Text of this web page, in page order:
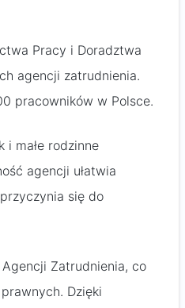
Pracy i Doradztwa
agencji zatrudnienia.
pracowników w Polsce.
i małe rodzinne
agencji ułatwia
się do
Zatrudnienia, co
Dzięki